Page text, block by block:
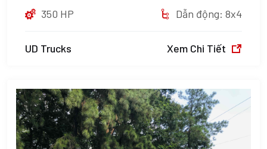
350 HP Dẫn động: 8x4
UD Trucks Xem Chi Tiết